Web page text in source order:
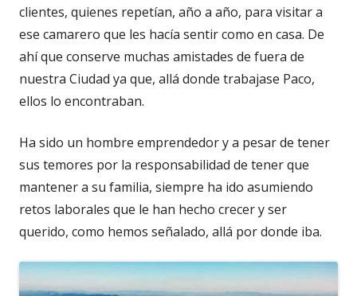
clientes, quienes repetían, año a año, para visitar a
ese camarero que les hacía sentir como en casa. De
ahí que conserve muchas amistades de fuera de
nuestra Ciudad ya que, allá donde trabajase Paco,
ellos lo encontraban.
Ha sido un hombre emprendedor y a pesar de tener
sus temores por la responsabilidad de tener que
mantener a su familia, siempre ha ido asumiendo
retos laborales que le han hecho crecer y ser
querido, como hemos señalado, allá por donde iba.